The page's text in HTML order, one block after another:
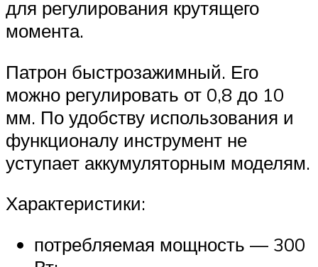
для регулирования крутящего
момента.
Патрон быстрозажимный. Его
можно регулировать от 0,8 до 10
мм. По удобству использования и
функционалу инструмент не
уступает аккумуляторным моделям.
Характеристики:
потребляемая мощность — 300